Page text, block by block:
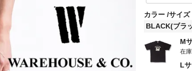
カラー サイズ
BLACK(ブラ
M
在
L